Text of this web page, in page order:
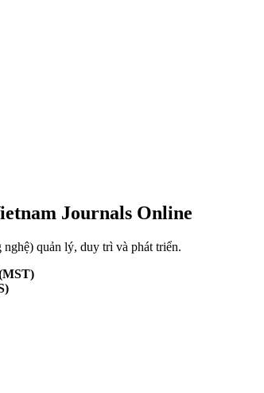
Journals Online
quản lý, duy trì và phát triển.